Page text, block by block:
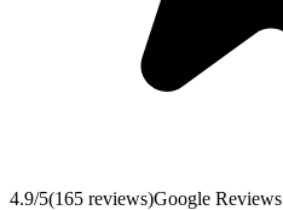
4.9/5(165 reviews)Google Reviews